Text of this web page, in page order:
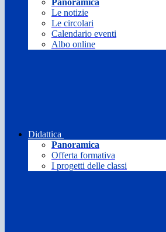
Panoramica
Le notizie
Le circolari
Calendario eventi
Albo online
Didattica
Panoramica
Offerta formativa
I progetti delle classi